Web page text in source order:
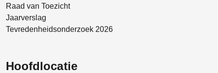
Raad van Toezicht
Jaarverslag
Tevredenheidsonderzoek 2026
Hoofdlocatie